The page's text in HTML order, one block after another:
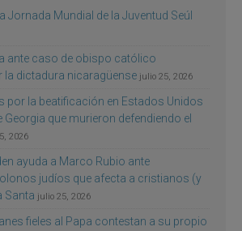
Jornada Mundial de la Juventud Seúl
ante caso de obispo católico
la dictadura nicaragüense julio 25, 2026
por la beatificación en Estados Unidos
Georgia que murieron defendiendo el
2026
ayuda a Marco Rubio ante
judíos que afecta a cristianos (y
Santa julio 25, 2026
fieles al Papa contestan a su propio